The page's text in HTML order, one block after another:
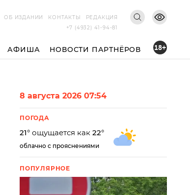
ОБ ИЗДАНИИ
КОНТАКТЫ
РЕДАКЦИЯ
+7 (4932) 41-94-81
АФИША НОВОСТИ ПАРТНЁРОВ 18+
8 августа 2026 07:54
ПОГОДА
21° ощущается как 22°
облачно с прояснениями
ПОПУЛЯРНОЕ